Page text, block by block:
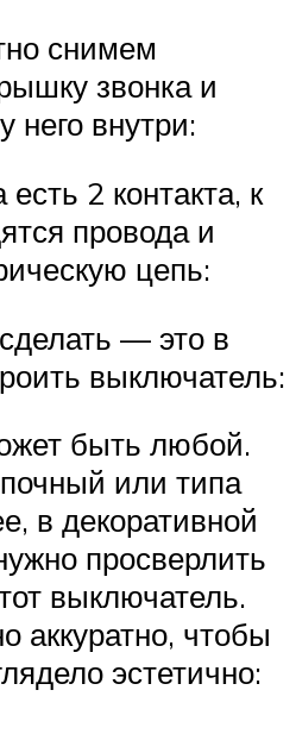
снимем
звонка и
него внутри:
2 контакта, к
провода и
цепь:
— это в
выключатель:
быть любой.
или типа
в декоративной
просверлить
выключатель.
аккуратно, чтобы
эстетично: